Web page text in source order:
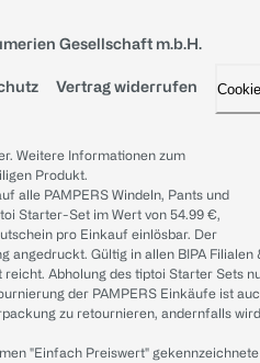
Gesellschaft m.b.H.
Vertrag widerrufen
Weitere Informationen zum
Produkt.
alle PAMPERS Windeln, Pants und
Starter-Set im Wert von 54.99 €,
pro Einkauf einlösbar. Der
angedruckt. Gültig in allen BIPA Filialen
reicht. Abholung des tiptoi Starter Sets
der PAMPERS Einkäufe ist
zu retournieren, andernfalls wird
"Einfach Preiswert" gekennzeichnete